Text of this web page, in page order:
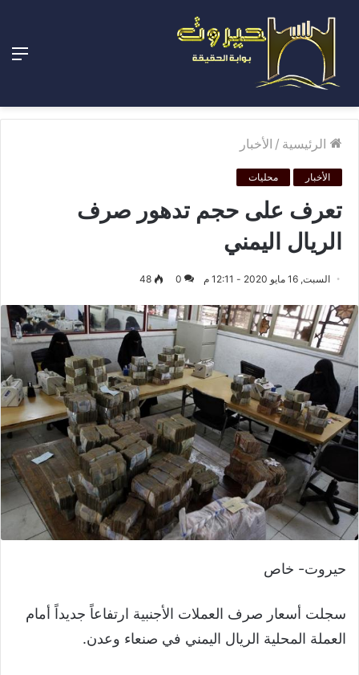
الرئيسية / الأخبار
الأخبار محليات
تعرف على حجم تدهور صرف
الريال اليمني
السبت, 16 مايو 2020 - 12:11 م 0
48
حيروت- خاص
سجلت أسعار صرف العملات الأجنبية ارتفاعاً جديداً أمام
العملة المحلية الريال اليمني في صنعاء وعدن.